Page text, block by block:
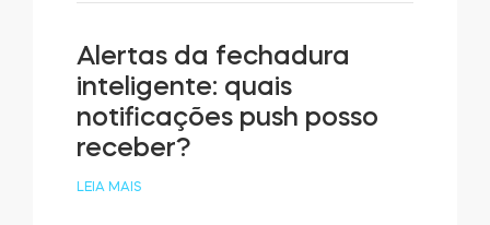
Alertas da fechadura
inteligente: quais
notificações push posso
receber?
LEIA MAIS